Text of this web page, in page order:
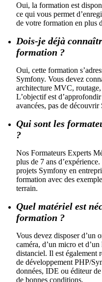
Oui, la formation est
ce qui vous permet
de votre formation en plus
Dois-je déjà
formation ?
Oui, cette formation
Symfony. Vous devez
architecture MVC,
L’objectif est
avancées, pas de
Qui sont les
?
Nos Formateurs Experts
plus de 7 ans
projets Symfony en
formation avec des
terrain.
Quel matériel est
formation ?
Vous devez disposer d’un
caméra, d’un micro et
distanciel. Il est également
de développement PHP/
données, IDE ou éditeur
de bonnes conditions.